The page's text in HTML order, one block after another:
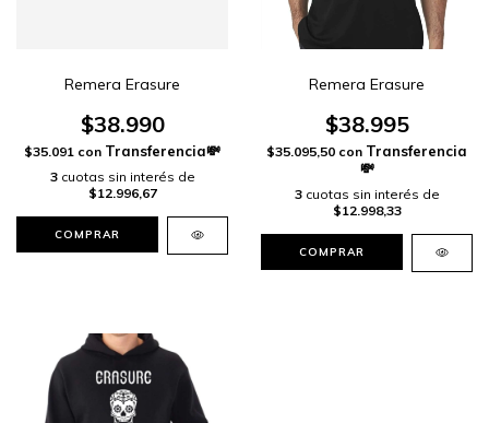
Remera Erasure
$38.990
$35.091 con
3 cuotas sin interés de
$12.996,67
COMPRAR
Remera Erasure
$38.995
$35.095,50 con
3 cuotas sin interés de
$12.998,33
COMPRAR